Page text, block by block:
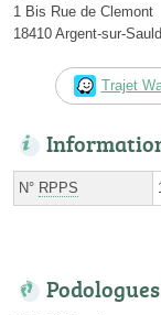
1 Bis Rue de Clemont
18410 Argent-sur-
Trajet
N° RPPS